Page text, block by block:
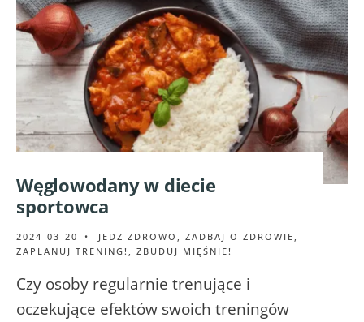
Węglowodany w diecie
sportowca
2024-03-20 • JEDZ ZDROWO ZADBAJ O ZDROWIE
ZAPLANUJ TRENING!
ZBUDUJ MIĘŚNIE!
Czy osoby regularnie trenujące i
oczekujące efektów swoich treningów